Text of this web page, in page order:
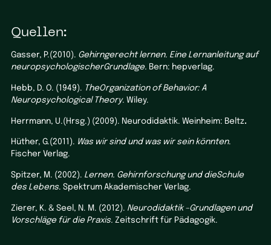
Quellen:
Gasser, P.(2010). Gehirngerecht lernen. Eine Lernanleitung auf
neuropsychologischerGrundlage. Bern: hepverlag.
Hebb, D. O. (1949). TheOrganization of Behavior: A
Neuropsychological Theory. Wiley.
Herrmann, U.(Hrsg.) (2009). Neurodidaktik. Weinheim: Beltz.
Hüther, G.(2011). Was wir sind und was wir sein könnten.
Fischer Verlag.
Spitzer, M. (2002). Lernen. Gehirnforschung und dieSchule
des Lebens. Spektrum Akademischer Verlag.
Zierer, K. & Seel, N. M. (2012). Neurodidaktik –Grundlagen und
Vorschläge für die Praxis.Zeitschrift für Pädagogik.